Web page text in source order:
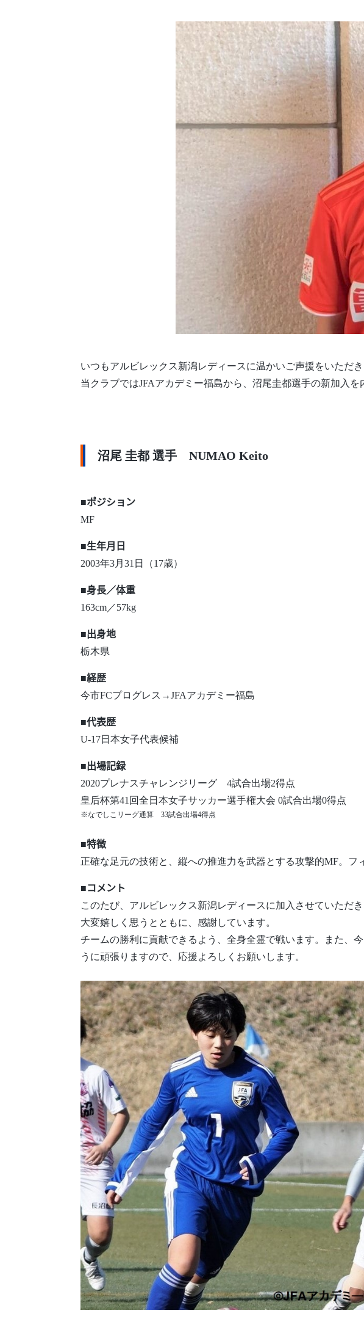
いつもアルビレックス新潟レディースに温かいご声援をいただ
当クラブではJFAアカデミー福島から、沼尾圭都選手の新加入を
沼尾 圭都 選手 NUMAO Keito
■ポジション
MF
■生年月日
2003年3月31日（17歳）
■身長／体重
163cm／57kg
■出身地
栃木県
■経歴
今市FCプログレス→JFAアカデミー福島
■代表歴
U-17日本女子代表候補
■出場記録
2020プレナスチャレンジリーグ 4試合出場2得点
皇后杯第41回全日本女子サッカー選手権大会 0試合出場0得点
※なでしこリーグ通算 33試合出場4得点
■特徴
正確な足元の技術と、縦への推進力を武器とする攻撃的MF。フ
■コメント
このたび、アルビレックス新潟レディースに加入させていただ
大変嬉しく思うとともに、感謝しています。
チームの勝利に貢献できるよう、全身全霊で戦います。また、
うに頑張りますので、応援よろしくお願いします。